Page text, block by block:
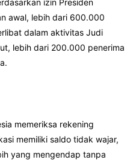
izin Presiden
awal, lebih dari 600.000
dalam aktivitas Judi
lebih dari 200.000 penerima
memeriksa rekening
memiliki saldo tidak wajar,
yang mengendap tanpa